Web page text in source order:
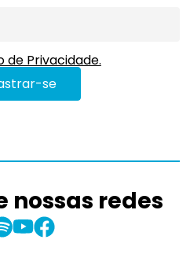
de Privacidade.
nossas redes